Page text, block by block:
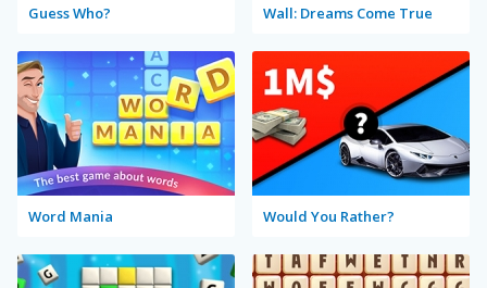
Guess Who? Wall: Dreams Come True
Word Mania Would You Rather?